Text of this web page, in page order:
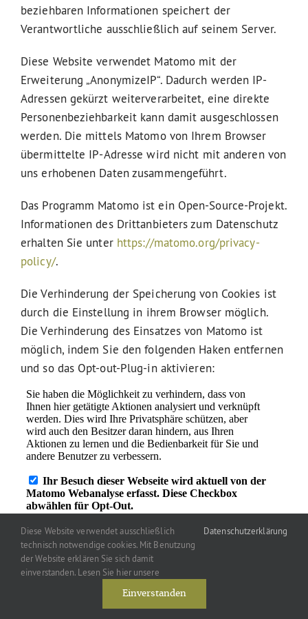
beziehbaren Informationen speichert der
Verantwortliche ausschließlich auf seinem Server.
Diese Website verwendet Matomo mit der
Erweiterung „AnonymizeIP“. Dadurch werden IP-
Adressen gekürzt weiterverarbeitet, eine direkte
Personenbeziehbarkeit kann damit ausgeschlossen
werden. Die mittels Matomo von Ihrem Browser
übermittelte IP-Adresse wird nicht mit anderen von
uns erhobenen Daten zusammengeführt.
Das Programm Matomo ist ein Open-Source-Projekt.
Informationen des Drittanbieters zum Datenschutz
erhalten Sie unter https://matomo.org/privacy-
policy/.
Die Verhinderung der Speicherung von Cookies ist
durch die Einstellung in ihrem Browser möglich.
Die Verhinderung des Einsatzes von Matomo ist
möglich, indem Sie den folgenden Haken entfernen
und so das Opt-out-Plug-in aktivieren:
15. Aktualität
und Änderung dieser
Diese Website verwendet ausschließlich
technisch notwendige cookies. Mit Benutzung
der Website erklären Sie sich damit
einverstanden. Lesen Sie hier unsere
Datenschutzerklärung
Einverstanden